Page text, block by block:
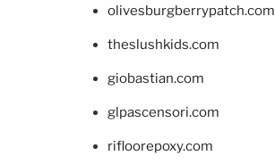
olivesburgberrypatch.com
theslushkids.com
giobastian.com
glpascensori.com
rifloorepoxy.com